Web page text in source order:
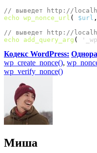
// выведет http://
echo wp_nonce_url ( $url
// выведет http://
echo
add_query_arg (
Кодекс WordPress:
wp_create_nonce(),
wp_verify_nonce()
Миша